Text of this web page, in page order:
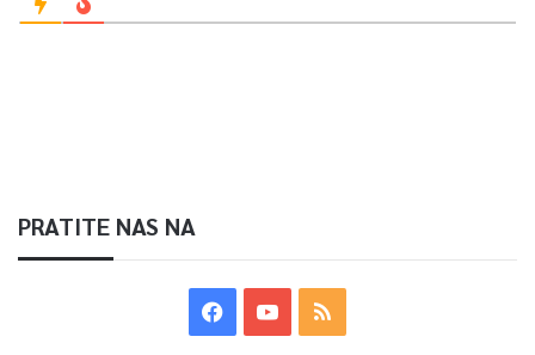
PRATITE NAS NA